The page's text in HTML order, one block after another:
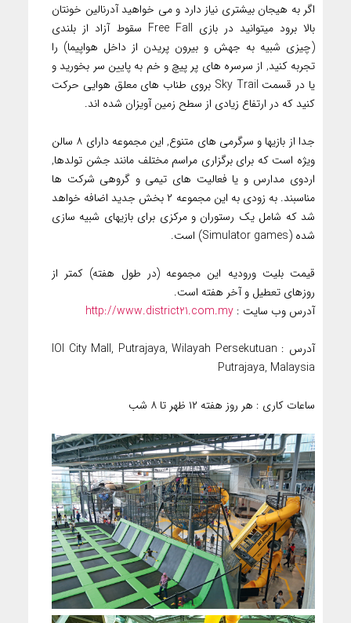
اگر به هیجان بیشتری نیاز دارد و می خواهید آدرنالین خونتان
بالا برود میتوانید در بازی Free Fall سقوط آزاد از بلندی
(چیزی شبیه به جهش و بیرون پریدن از داخل هواپیما) را
تجربه کنید, از سرسره های پر پیچ و خم به پایین سر بخورید و
یا در قسمت Sky Trail بروی طناب های معلق هوایی حرکت
کنید که در ارتفاع زیادی از سطح زمین آویزان شده اند.
جدا از بازیها و سرگرمی های متنوع, این مجموعه دارای ۸ سالن
ویژه است که برای برگزاری مراسم مختلف مانند جشن تولدها,
اردوی مدارس و یا فعالیت های تیمی و گروهی شرکت ها
مناسبند. به زودی به این مجموعه ۲ بخش جدید اضافه خواهد
شد که شامل یک رستوران و مرکزی برای بازیهای شبیه سازی
شده (Simulator games) است.
قیمت بلیت ورودیه این مجموعه (در طول هفته) کمتر از
روزهای تعطیل و آخر هفته است.
آدرس وب سایت : http://www.district21.com.my
آدرس : IOI City Mall, Putrajaya, Wilayah Persekutuan
Putrajaya, Malaysia
ساعات کاری : هر روز هفته ۱۲ ظهر تا ۸ شب